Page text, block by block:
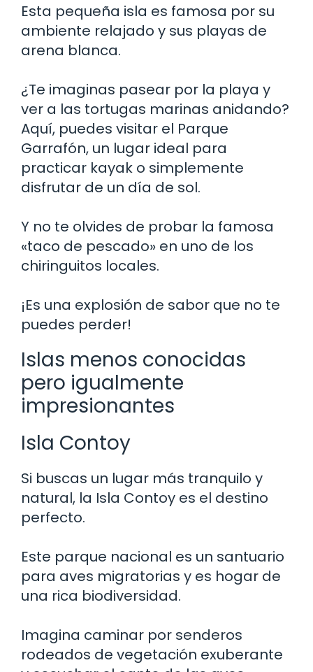
Esta pequeña isla es famosa por su
ambiente relajado y sus playas de
arena blanca.
¿Te imaginas pasear por la playa y
ver a las tortugas marinas anidando?
Aquí, puedes visitar el Parque
Garrafón, un lugar ideal para
practicar kayak o simplemente
disfrutar de un día de sol.
Y no te olvides de probar la famosa
«taco de pescado» en uno de los
chiringuitos locales.
¡Es una explosión de sabor que no te
puedes perder!
Islas menos conocidas
pero igualmente
impresionantes
Isla Contoy
Si buscas un lugar más tranquilo y
natural, la Isla Contoy es el destino
perfecto.
Este parque nacional es un santuario
para aves migratorias y es hogar de
una rica biodiversidad.
Imagina caminar por senderos
rodeados de vegetación exuberante